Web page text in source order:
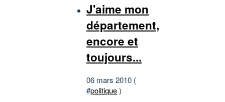
J'aime mon
département,
encore et
toujours...
06 mars 2010 (
#politique)